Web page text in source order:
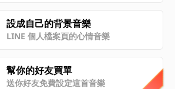
設成自己的背景音樂
LINE 個人檔案頁的心情音樂
幫你的好友買單
送你好友免費設定這首音樂